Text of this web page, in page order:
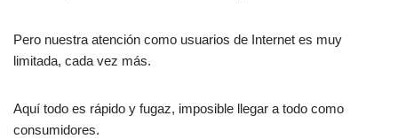
Pero nuestra atención como usuarios de Internet es muy
limitada, cada vez más.
Aquí todo es rápido y fugaz, imposible llegar a todo como
consumidores.